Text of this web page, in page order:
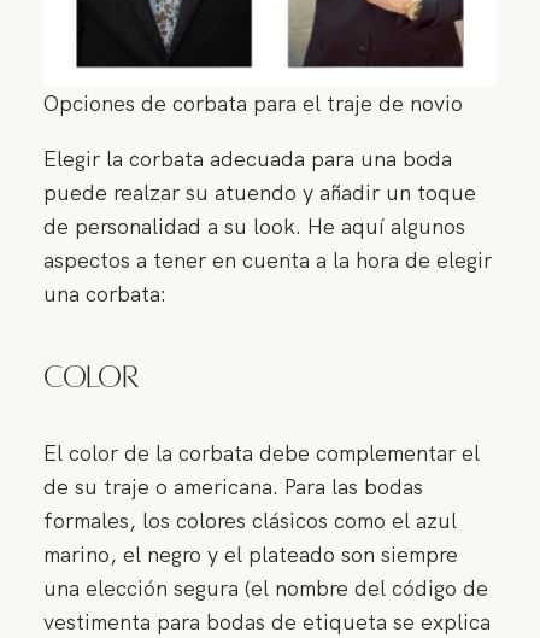
Opciones de corbata para el traje de novio
Elegir la corbata adecuada para una boda
puede realzar su atuendo y añadir un toque
de personalidad a su look. He aquí algunos
aspectos a tener en cuenta a la hora de elegir
una corbata:
Color
El color de la corbata debe complementar el
de su traje o americana. Para las bodas
formales, los colores clásicos como el azul
marino, el negro y el plateado son siempre
una elección segura (el nombre del código de
vestimenta para bodas de etiqueta se explica